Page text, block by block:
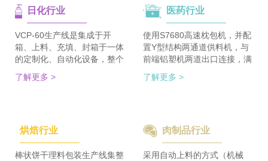
器、一侧配集合包集积器，实
现在一台机器上完成两种形式
的自动装箱。 占地空间减
半，一条生产线实现两种形式
的包装及装箱，人员数量减半
大降低。
日化行业
VCP-60生产线是集成于开
箱、上料、充填、封箱于一体
的定制化、自动化设备，整个
生产线采用独立伺服匹配节拍
协调运行，实现灵活更稳定。
检及码垛设备实现整线自动化
运行。 节省了80%人员数
量，降低了劳动者的劳动强
了解更多 >
医药行业
使用S7680高速枕包机，并配
置Y型结构两通道供料机，与
前端铝塑机两道出口连接，满
足了枕包机的稳定供料，又缩
短了设备总长。枕包机单道输
积的要求，同时节省了一半的
占地空间，一条生产线实现了
整个生产的稳定供料，减少设
了解更多 >
烘焙行业
棒状饼干理料包装生产线集整
肉制品行业
采用自动上料的方式（机械